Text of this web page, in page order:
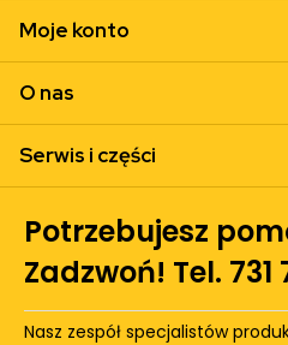
Moje konto
O nas
Serwis i części
Potrzebujesz
Zadzwoń! Tel. 731
Nasz zespół specjalistów